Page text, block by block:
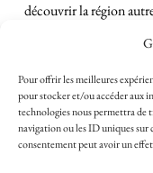
Pour offrir les meilleures
pour stocker et/ou accéder aux
technologies nous permettra de
navigation ou les ID uniques sur
consentement peut avoir un
découvrir la région
Rochelle, tenu par
soyez Rochelais·e ou
articles vous aideront